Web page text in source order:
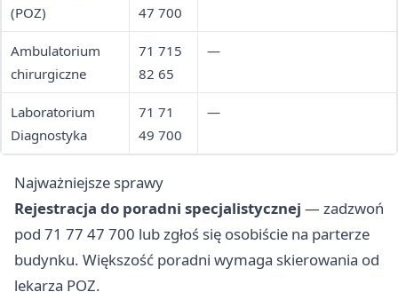
(POZ)
47 700
Ambulatorium
chirurgiczne
71 715
82 65
—
Laboratorium
Diagnostyka
71 71
49 700
—
Najważniejsze sprawy
Rejestracja do poradni specjalistycznej — zadzwoń
pod 71 77 47 700 lub zgłoś się osobiście na parterze
budynku. Większość poradni wymaga skierowania od
lekarza POZ.